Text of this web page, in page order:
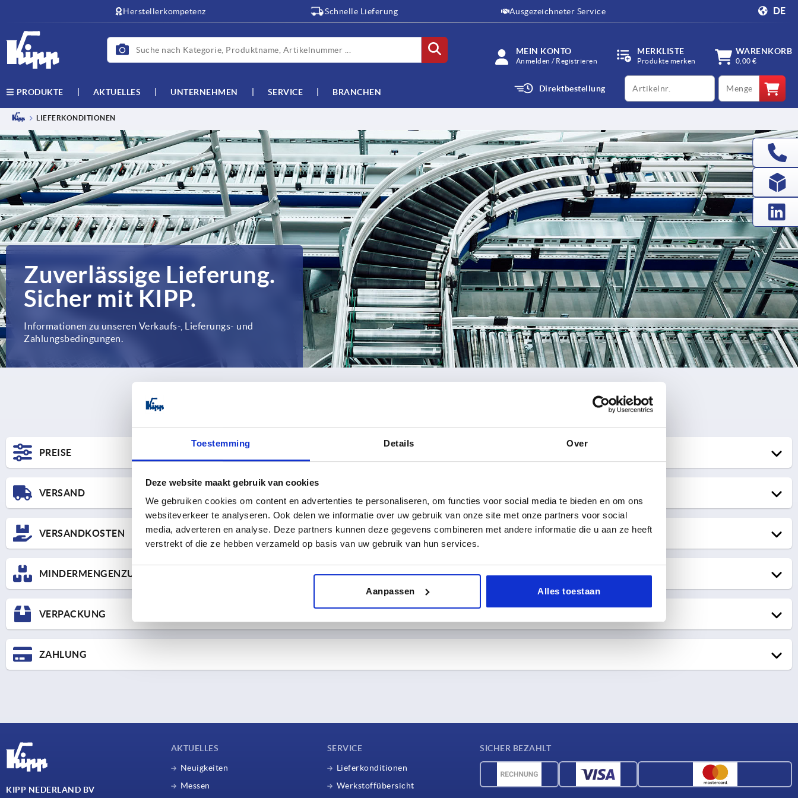
Toestemming Details Over
Deze website maakt gebruik van cookies
We gebruiken cookies om content en advertenties te personaliseren, om functies voor social media te bieden en om ons
websiteverkeer te analyseren. Ook delen we informatie over uw gebruik van onze site met onze partners voor social
media, adverteren en analyse. Deze partners kunnen deze gegevens combineren met andere informatie die u aan ze heeft
verstrekt of die ze hebben verzameld op basis van uw gebruik van hun services.
Aanpassen Alles toestaan
Herstellerkompetenz Schnelle Lieferung Ausgezeichneter Service DE
MEIN KONTO
Anmelden / Registrieren
MERKLISTE
Produkte merken
WARENKORB
0,00 €
PRODUKTE AKTUELLES UNTERNEHMEN SERVICE BRANCHEN Direktbestellung
productCode qty
LIEFERKONDITIONEN
Zuverlässige Lieferung.
Sicher mit KIPP.
Informationen zu unseren Verkaufs-, Lieferungs- und
Zahlungsbedingungen.
PREISE
VERSAND
Mo-Do bis 16:00 Uhr
Fr bis 11:00 Uhr
Versand am selben Tag.
Mo-Do bis 16:30 Uhr
Fr bis 13:30 Uhr
Gesicherter erhalt der Ware innerhalb von 1-2
Bis 8:00 Uhr - Versand am selben Tag
VERSANDKOSTEN
Hier finden Sie die Preisstaffel für den UPS Standard Versand und weitere Informationen zum Express Versand.
VERSANDKOSTEN
MINDERMENGENZUSCHLÄGE
Bei Kleinaufträgen erheben wir einen Mindermengenzuschlag:
Bei Warenwert unter € 25,- Kostenbeitrag € 15,-
Bei Warenwert unter € 50,- Kostenbeitrag € 8,-
VERPACKUNG
ZAHLUNG
KIPP NEDERLAND BV
AKTUELLES
Neuigkeiten
Messen
SERVICE
Lieferkonditionen
Werkstoffübersicht
SICHER BEZAHLT